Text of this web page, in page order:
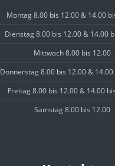
Montag 8.00 bis 12.00 & 14.00
Dienstag 8.00 bis 12.00 & 14.00
Mittwoch 8.00 bis 12.00
Donnerstag 8.00 bis 12.00 & 14.00
Freitag 8.00 bis 12.00 & 14.00
Samstag 8.00 bis 12.00